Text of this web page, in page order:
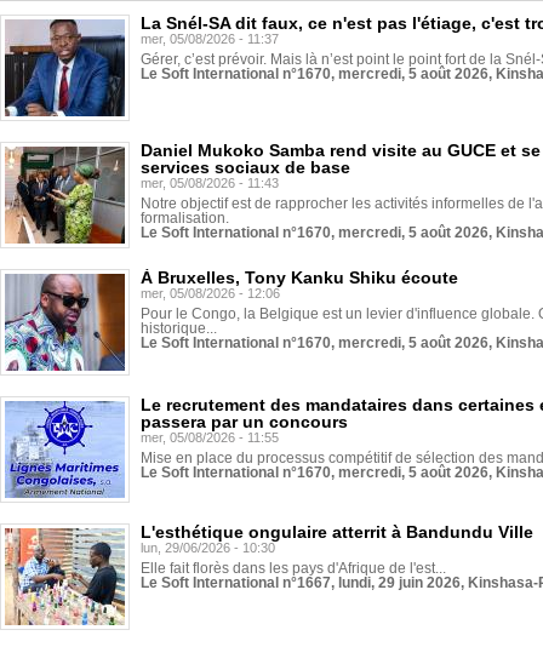
La Snél-SA dit faux, ce n'est pas l'étiage, c'est
mer, 05/08/2026 - 11:37
Gérer, c’est prévoir. Mais là n’est point le point fort de la
Le Soft International n°1670, mercredi, 5 août 2026,
Daniel Mukoko Samba rend visite au GUCE et
services sociaux de base
mer, 05/08/2026 - 11:43
Notre objectif est de rapprocher les activités informelles de
formalisation.
Le Soft International n°1670, mercredi, 5 août 2026,
À Bruxelles, Tony Kanku Shiku écoute
mer, 05/08/2026 - 12:06
Pour le Congo, la Belgique est un levier d'influence globale.
historique...
Le Soft International n°1670, mercredi, 5 août 2026,
Le recrutement des mandataires dans
passera par un concours
mer, 05/08/2026 - 11:55
Mise en place du processus compétitif de sélection des
Le Soft International n°1670, mercredi, 5 août 2026,
L'esthétique ongulaire atterrit à Bandundu Ville
lun, 29/06/2026 - 10:30
Elle fait florès dans les pays d'Afrique de l'est...
Le Soft International n°1667, lundi, 29 juin 2026,